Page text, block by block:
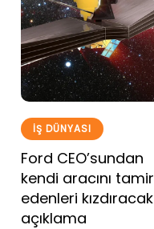
İŞ DÜNYASI
Ford CEO’sundan
kendi aracını tamir
edenleri kızdıracak
açıklama